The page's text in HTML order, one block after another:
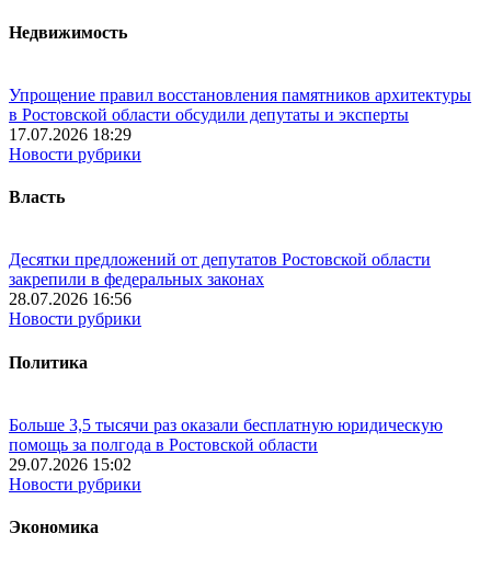
Недвижимость
Упрощение правил восстановления памятников архитектуры
в Ростовской области обсудили депутаты и эксперты
17.07.2026 18:29
Новости рубрики
Власть
Десятки предложений от депутатов Ростовской области
закрепили в федеральных законах
28.07.2026 16:56
Новости рубрики
Политика
Больше 3,5 тысячи раз оказали бесплатную юридическую
помощь за полгода в Ростовской области
29.07.2026 15:02
Новости рубрики
Экономика